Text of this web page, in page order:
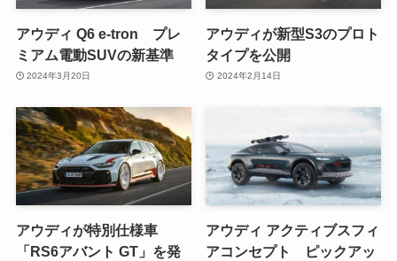
アウディ Q6 e-tron プレ
ミアム電動SUVの新基準
2024年3月20日
アウディが新型S3のプロト
タイプを公開
2024年2月14日
アウディが特別仕様車
「RS6アバント GT」を発
アウディ アクティブスフィ
アコンセプト ピックアッ